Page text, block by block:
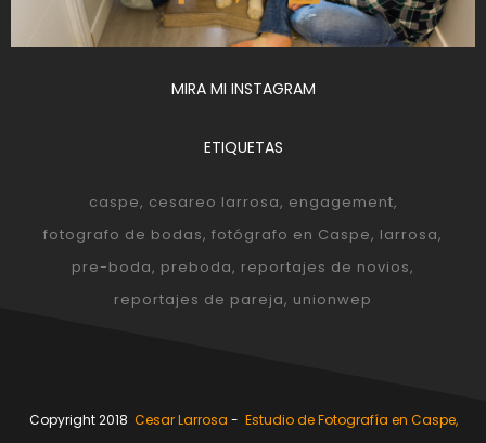
MIRA MI INSTAGRAM
ETIQUETAS
caspe cesareo larrosa engagement
fotografo de bodas fotógrafo en Caspe larrosa
pre-boda preboda reportajes de novios
reportajes de pareja unionwep
Copyright 2018 Cesar Larrosa - Estudio de Fotografía en Caspe,